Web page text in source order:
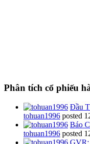
Phân tích cổ phiếu
Đầu
tohuan1996 posted
Báo
tohuan1996 posted
GVR: